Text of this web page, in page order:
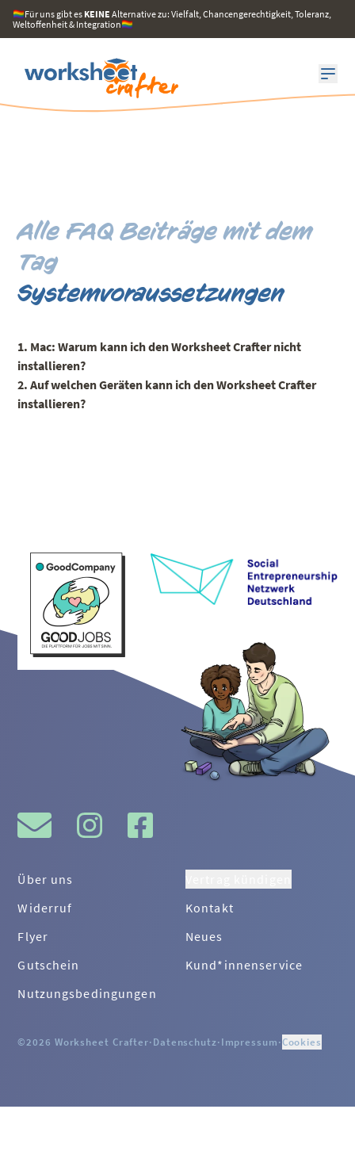
🏳️‍🌈Für uns gibt es KEINE Alternative zu: Vielfalt, Chancengerechtigkeit, Toleranz,
Weltoffenheit & Integration🏳️‍🌈
Alle FAQ Beiträge mit dem
Tag
Systemvoraussetzungen
1. Mac: Warum kann ich den Worksheet Crafter nicht
installieren?
2. Auf welchen Geräten kann ich den Worksheet Crafter
installieren?
Über uns
Widerruf
Kontakt
Flyer
Neues
Gutschein
Kund*innenservice
Nutzungsbedingungen
©2026 Worksheet Crafter·Datenschutz·Impressum·Cookies